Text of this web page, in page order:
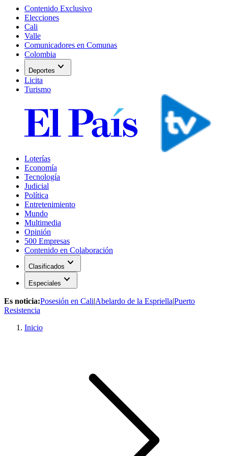
Contenido Exclusivo
Elecciones
Cali
Valle
Comunicadores en Comunas
Colombia
Deportes expand_more
Licita
Turismo
Loterías
Economía
Tecnología
Judicial
Política
Entretenimiento
Mundo
Multimedia
Opinión
500 Empresas
Contenido en Colaboración
Clasificados expand_more
Especiales expand_more
Es noticia:Posesión en Cali|Abelardo de la Espriella|Puerto
Resistencia
Inicio